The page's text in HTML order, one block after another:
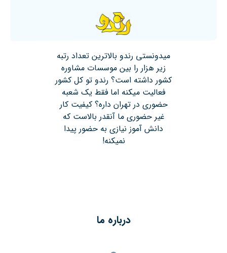
میدونستی رندو بالاترین تعداد رتبه
زیر هزار را بین موسسات مشاوره
کشور داشته است؟ رندو تو کل کشور
فعالیت میکنه اما فقط یک شعبه
حضوری در تهران داره؟ کیفیت کار
غیر حضوری ما آنقدر بالاست که
دانش آموز نیازی به حضور پیدا
نمیکنه!
درباره ما